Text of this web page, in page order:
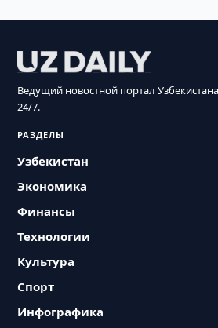
Ведущий новостной портал
24/7.
РАЗДЕЛЫ
Узбекистан
Экономика
Финансы
Технологии
Культура
Спорт
Инфографика